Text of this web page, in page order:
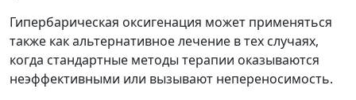
Гипербарическая оксигенация может применяться
также как альтернативное лечение в тех случаях,
когда стандартные методы терапии оказываются
неэффективными или вызывают непереносимость.